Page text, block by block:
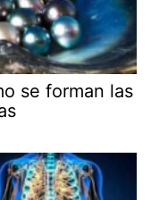
se forman las